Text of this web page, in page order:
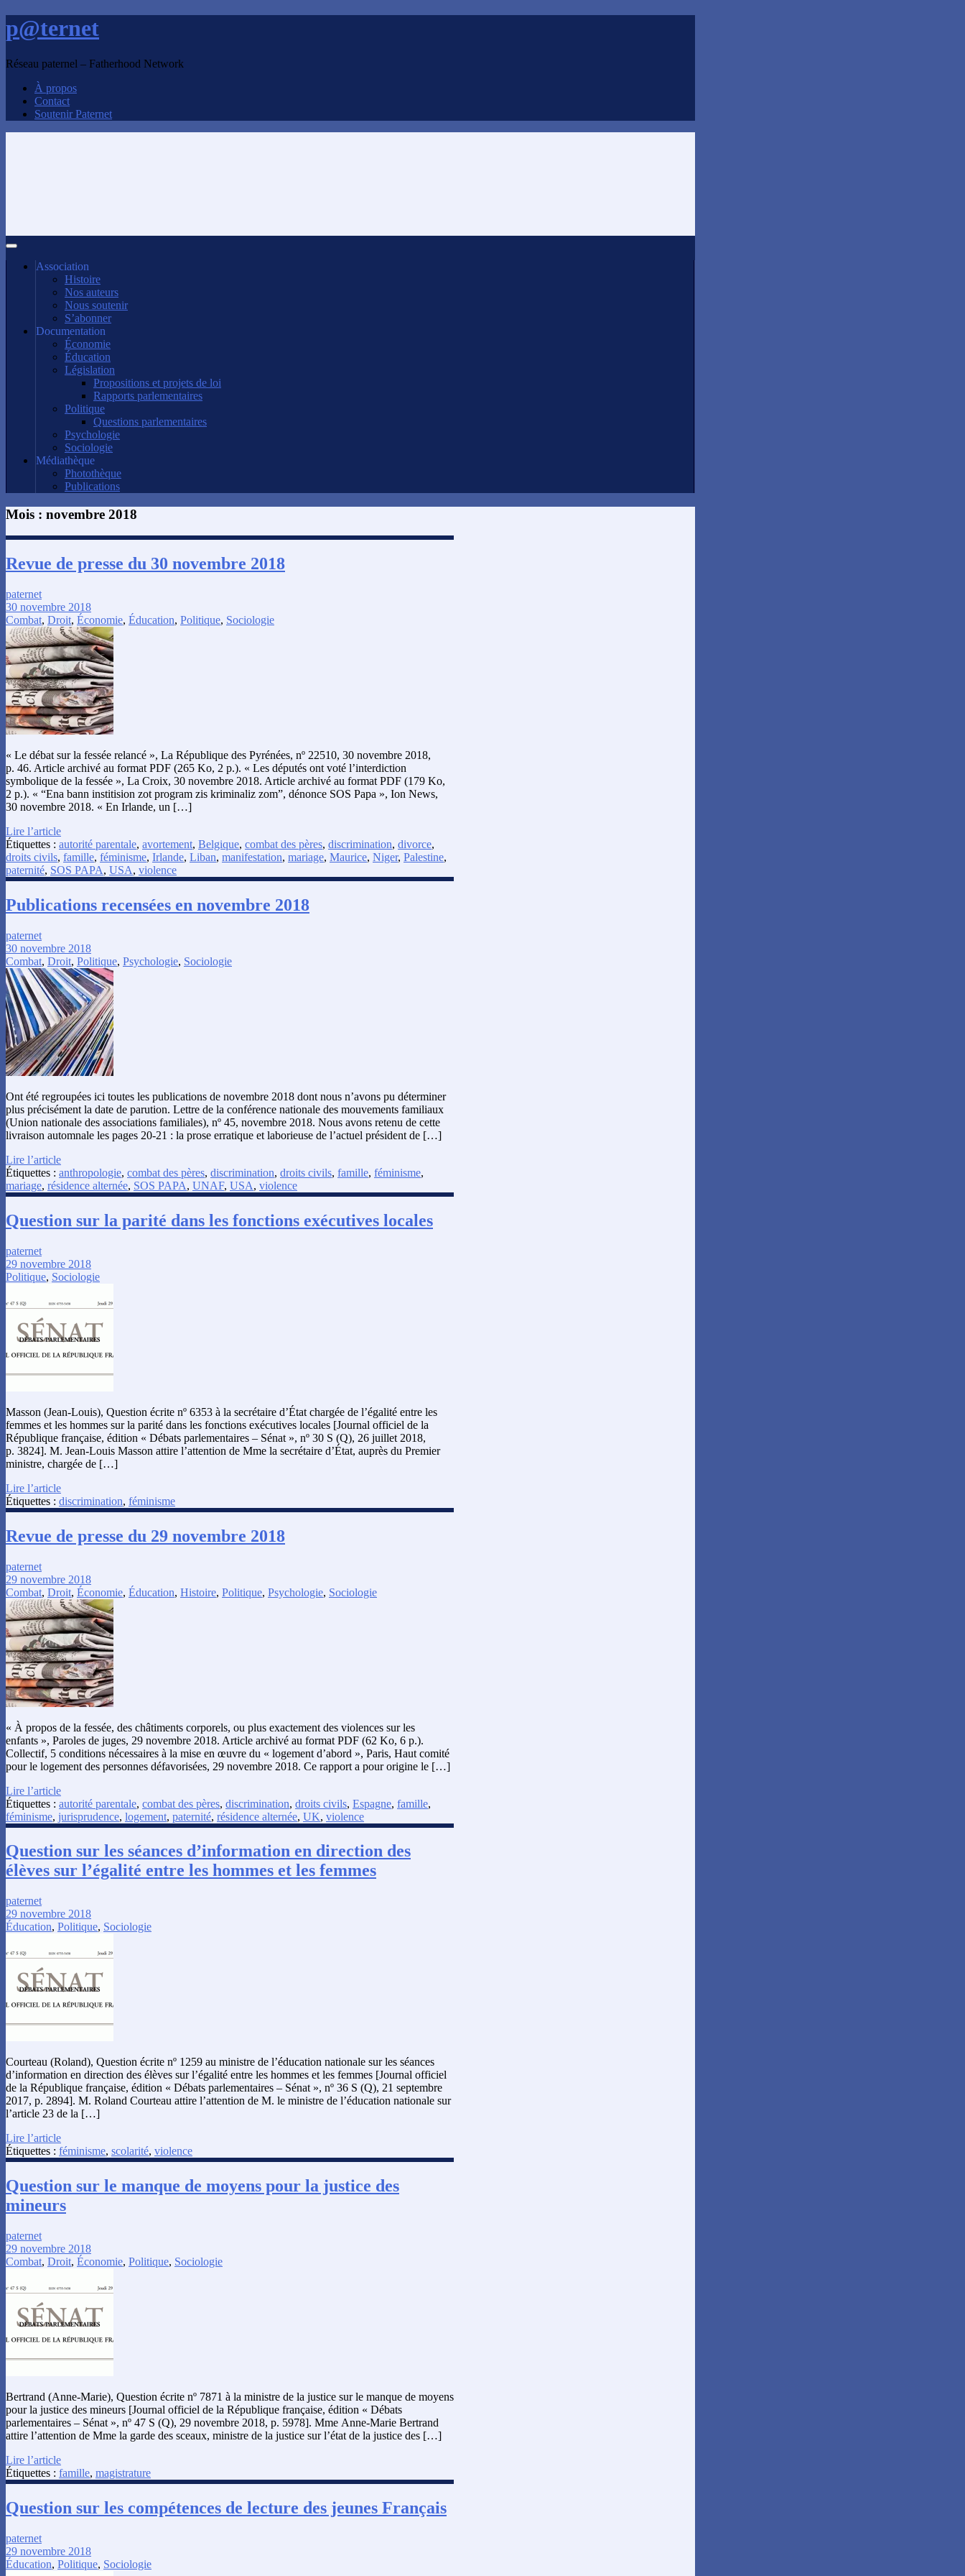
p@ternet
Réseau paternel – Fatherhood Network
À propos
Contact
Soutenir Paternet
Association
Histoire
Nos auteurs
Nous soutenir
S’abonner
Documentation
Économie
Éducation
Législation
Propositions et projets de loi
Rapports parlementaires
Politique
Questions parlementaires
Psychologie
Sociologie
Médiathèque
Photothèque
Publications
Mois : novembre 2018
Revue de presse du 30 novembre 2018
paternet
30 novembre 2018
Combat, Droit, Économie, Éducation, Politique, Sociologie
« Le débat sur la fessée relancé », La République des Pyrénées, nº 22510, 30 novembre 2018,
p. 46. Article archivé au format PDF (265 Ko, 2 p.). « Les députés ont voté l’interdiction
symbolique de la fessée », La Croix, 30 novembre 2018. Article archivé au format PDF (179 Ko,
2 p.). « “Ena bann institision zot program zis kriminaliz zom”, dénonce SOS Papa », Ion News,
30 novembre 2018. « En Irlande, un […]
Lire l’article
Étiquettes : autorité parentale, avortement, Belgique, combat des pères, discrimination, divorce,
droits civils, famille, féminisme, Irlande, Liban, manifestation, mariage, Maurice, Niger, Palestine,
paternité, SOS PAPA, USA, violence
Publications recensées en novembre 2018
paternet
30 novembre 2018
Combat, Droit, Politique, Psychologie, Sociologie
Ont été regroupées ici toutes les publications de novembre 2018 dont nous n’avons pu déterminer
plus précisément la date de parution. Lettre de la conférence nationale des mouvements familiaux
(Union nationale des associations familiales), nº 45, novembre 2018. Nous avons retenu de cette
livraison automnale les pages 20-21 : la prose erratique et laborieuse de l’actuel président de […]
Lire l’article
Étiquettes : anthropologie, combat des pères, discrimination, droits civils, famille, féminisme,
mariage, résidence alternée, SOS PAPA, UNAF, USA, violence
Question sur la parité dans les fonctions exécutives locales
paternet
29 novembre 2018
Politique, Sociologie
Masson (Jean-Louis), Question écrite nº 6353 à la secrétaire d’État chargée de l’égalité entre les
femmes et les hommes sur la parité dans les fonctions exécutives locales [Journal officiel de la
République française, édition « Débats parlementaires – Sénat », nº 30 S (Q), 26 juillet 2018,
p. 3824]. M. Jean-Louis Masson attire l’attention de Mme la secrétaire d’État, auprès du Premier
ministre, chargée de […]
Lire l’article
Étiquettes : discrimination, féminisme
Revue de presse du 29 novembre 2018
paternet
29 novembre 2018
Combat, Droit, Économie, Éducation, Histoire, Politique, Psychologie, Sociologie
« À propos de la fessée, des châtiments corporels, ou plus exactement des violences sur les
enfants », Paroles de juges, 29 novembre 2018. Article archivé au format PDF (62 Ko, 6 p.).
Collectif, 5 conditions nécessaires à la mise en œuvre du « logement d’abord », Paris, Haut comité
pour le logement des personnes défavorisées, 29 novembre 2018. Ce rapport a pour origine le […]
Lire l’article
Étiquettes : autorité parentale, combat des pères, discrimination, droits civils, Espagne, famille,
féminisme, jurisprudence, logement, paternité, résidence alternée, UK, violence
Question sur les séances d’information en direction des
élèves sur l’égalité entre les hommes et les femmes
paternet
29 novembre 2018
Éducation, Politique, Sociologie
Courteau (Roland), Question écrite nº 1259 au ministre de l’éducation nationale sur les séances
d’information en direction des élèves sur l’égalité entre les hommes et les femmes [Journal officiel
de la République française, édition « Débats parlementaires – Sénat », nº 36 S (Q), 21 septembre
2017, p. 2894]. M. Roland Courteau attire l’attention de M. le ministre de l’éducation nationale sur
l’article 23 de la […]
Lire l’article
Étiquettes : féminisme, scolarité, violence
Question sur le manque de moyens pour la justice des
mineurs
paternet
29 novembre 2018
Combat, Droit, Économie, Politique, Sociologie
Bertrand (Anne-Marie), Question écrite nº 7871 à la ministre de la justice sur le manque de moyens
pour la justice des mineurs [Journal officiel de la République française, édition « Débats
parlementaires – Sénat », nº 47 S (Q), 29 novembre 2018, p. 5978]. Mme Anne-Marie Bertrand
attire l’attention de Mme la garde des sceaux, ministre de la justice sur l’état de la justice des […]
Lire l’article
Étiquettes : famille, magistrature
Question sur les compétences de lecture des jeunes Français
paternet
29 novembre 2018
Éducation, Politique, Sociologie